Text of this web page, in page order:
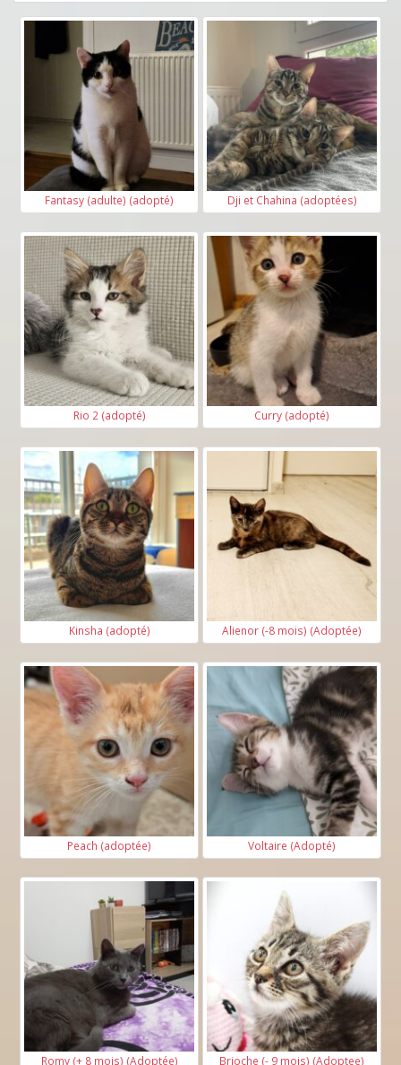
Fantasy (adulte) (adopté) Dji et Chahina (adoptées)
Rio 2 (adopté) Curry (adopté)
Kinsha (adopté) Alienor (-8 mois) (Adoptée)
Peach (adoptée) Voltaire (Adopté)
Romy (+ 8 mois) (Adoptée) Brioche (- 9 mois) (Adoptee)